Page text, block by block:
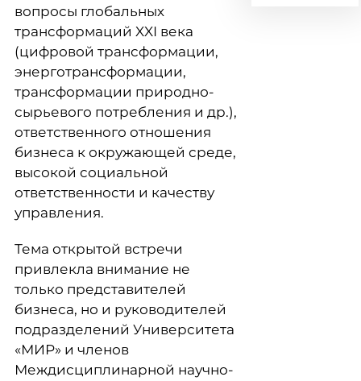
вопросы глобальных
трансформаций XXI века
(цифровой трансформации,
энерготрансформации,
трансформации природно-
сырьевого потребления и др.),
ответственного отношения
бизнеса к окружающей среде,
высокой социальной
ответственности и качеству
управления.
Тема открытой встречи
привлекла внимание не
только представителей
бизнеса, но и руководителей
подразделений Университета
«МИР» и членов
Междисциплинарной научно-